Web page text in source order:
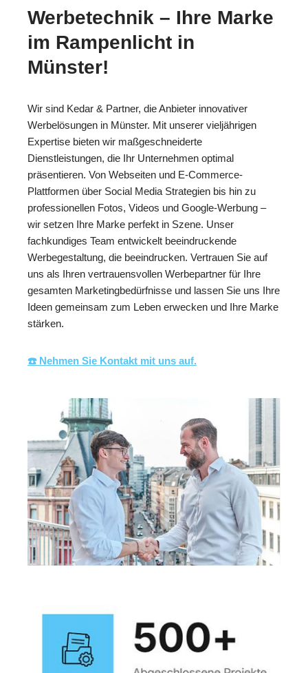
Werbetechnik – Ihre Marke
im Rampenlicht in
Münster!
Wir sind Kedar & Partner, die Anbieter innovativer
Werbelösungen in Münster. Mit unserer vieljährigen
Expertise bieten wir maßgeschneiderte
Dienstleistungen, die Ihr Unternehmen optimal
präsentieren. Von Webseiten und E-Commerce-
Plattformen über Social Media Strategien bis hin zu
professionellen Fotos, Videos und Google-Werbung –
wir setzen Ihre Marke perfekt in Szene. Unser
fachkundiges Team entwickelt beeindruckende
Werbegestaltung, die beeindrucken. Vertrauen Sie auf
uns als Ihren vertrauensvollen Werbepartner für Ihre
gesamten Marketingbedürfnisse und lassen Sie uns Ihre
Ideen gemeinsam zum Leben erwecken und Ihre Marke
stärken.
☎️ Nehmen Sie Kontakt mit uns auf.